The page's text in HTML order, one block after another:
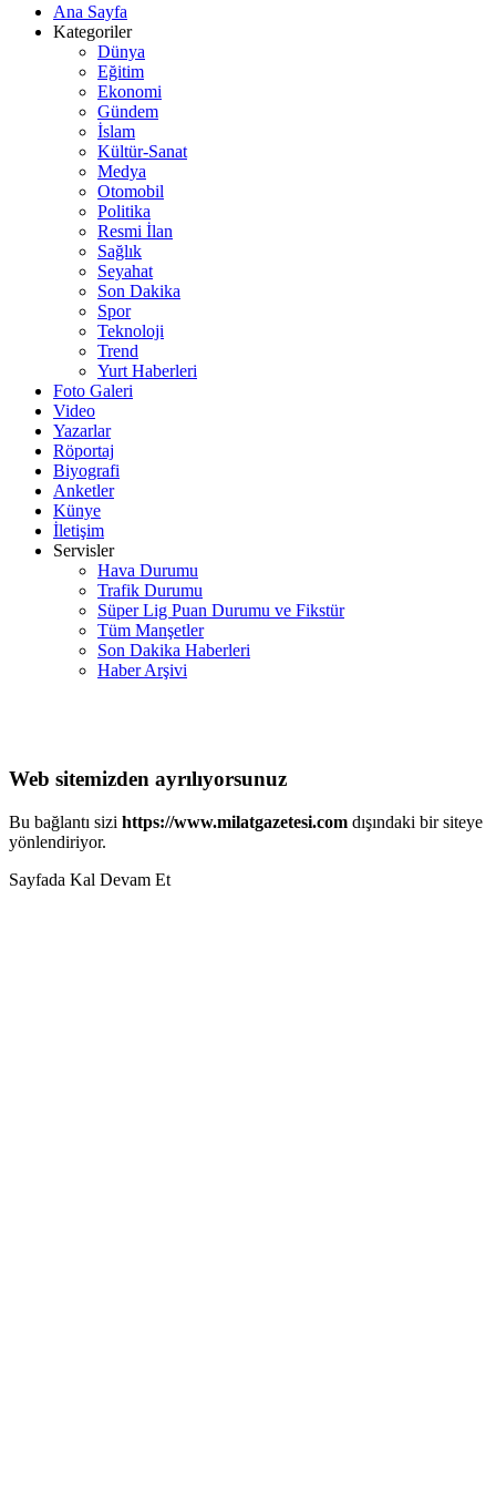
Ana Sayfa
Kategoriler
Dünya
Eğitim
Ekonomi
Gündem
İslam
Kültür-Sanat
Medya
Otomobil
Politika
Resmi İlan
Sağlık
Seyahat
Son Dakika
Spor
Teknoloji
Trend
Yurt Haberleri
Foto Galeri
Video
Yazarlar
Röportaj
Biyografi
Anketler
Künye
İletişim
Servisler
Hava Durumu
Trafik Durumu
Süper Lig Puan Durumu ve Fikstür
Tüm Manşetler
Son Dakika Haberleri
Haber Arşivi
Web sitemizden ayrılıyorsunuz
Bu bağlantı sizi https://www.milatgazetesi.com dışındaki bir siteye
yönlendiriyor.
Sayfada Kal Devam Et